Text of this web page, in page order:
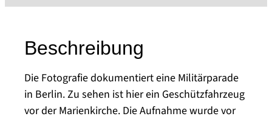
Beschreibung
Die Fotografie dokumentiert eine Militärparade
in Berlin. Zu sehen ist hier ein Geschützfahrzeug
vor der Marienkirche. Die Aufnahme wurde vor